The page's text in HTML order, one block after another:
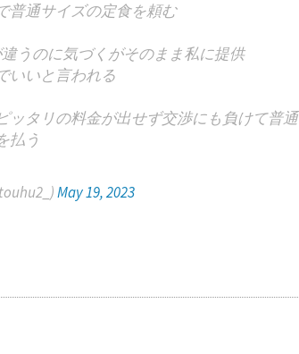
普通サイズの定食を頼む
うのに気づくがそのまま私に提供
いいと言われる
ッタリの料金が出せず交渉にも負けて普通
払う
May 19, 2023